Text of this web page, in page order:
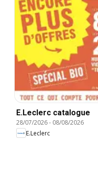
E.Leclerc catalogue
28/07/2026- 08/08/2026
E.Leclerc